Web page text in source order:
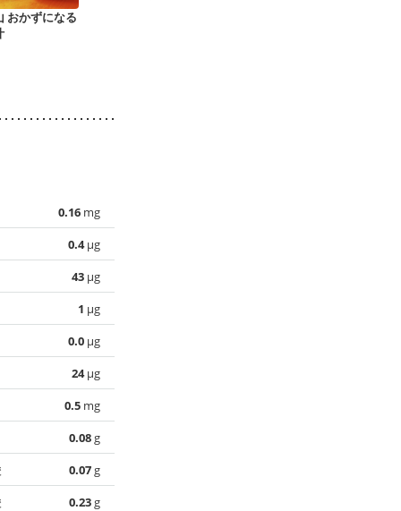
おかずになる
0.16 mg
0.4µg
43 µg
1 µg
0.0 µg
24µg
0.5 mg
0.08g
0.07g
0.23g